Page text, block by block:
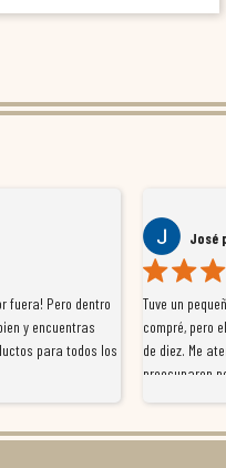
fuera! Pero dentro
y encuentras
para todos los
José
Tuve un
compré, pero
de diez. Me
preocuparon
con el cliente,